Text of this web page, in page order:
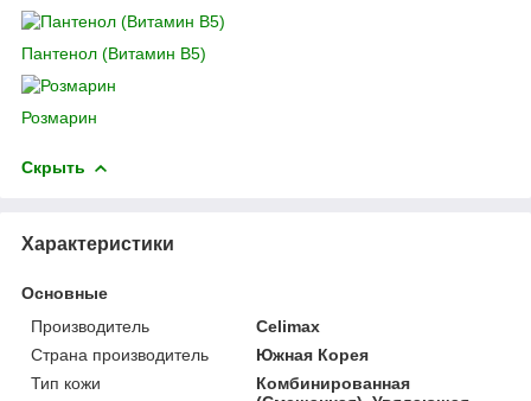
Пантенол (Витамин B5)
Розмарин
Скрыть
Характеристики
Основные
Производитель
Celimax
Страна производитель
Южная Корея
Тип кожи
Комбинированная